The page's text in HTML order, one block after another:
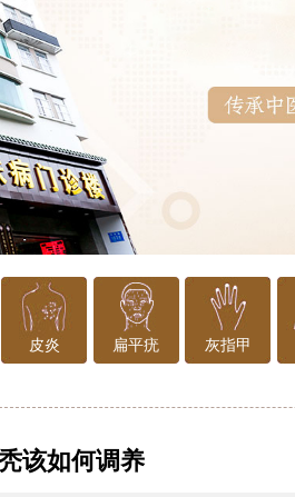
皮炎 扁平疣 灰指甲
该如何调养